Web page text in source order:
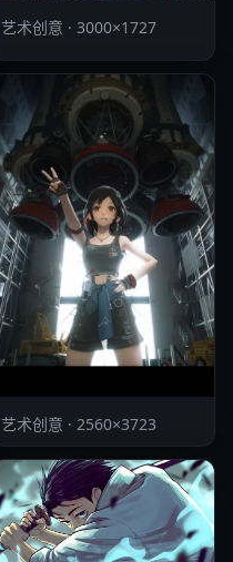
艺术创意 · 3000×1727
艺术创意 · 2560×3723